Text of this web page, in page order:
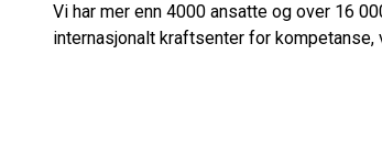
Vi har mer enn 4000 ansatte og over 16
internasjonalt kraftsenter for